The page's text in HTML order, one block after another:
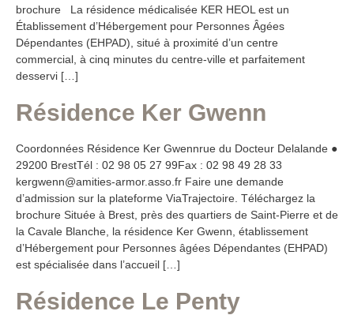
brochure La résidence médicalisée KER HEOL est un
Établissement d’Hébergement pour Personnes Âgées
Dépendantes (EHPAD), situé à proximité d’un centre
commercial, à cinq minutes du centre-ville et parfaitement
desservi […]
Résidence Ker Gwenn
Coordonnées Résidence Ker Gwennrue du Docteur Delalande ●
29200 BrestTél : 02 98 05 27 99Fax : 02 98 49 28 33
kergwenn@amities-armor.asso.fr Faire une demande
d’admission sur la plateforme ViaTrajectoire. Téléchargez la
brochure Située à Brest, près des quartiers de Saint‑Pierre et de
la Cavale Blanche, la résidence Ker Gwenn, établissement
d’Hébergement pour Personnes âgées Dépendantes (EHPAD)
est spécialisée dans l’accueil […]
Résidence Le Penty